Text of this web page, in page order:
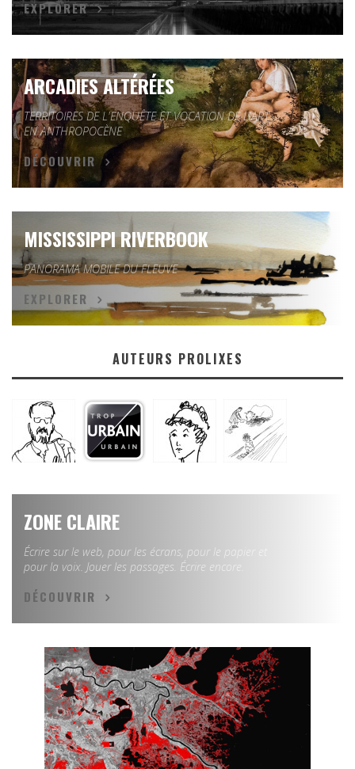
EXPLORER
ARCADIES ALTÉRÉES
TERRITOIRES DE L'ENQUÊTE ET VOCATION DE L'ART
EN ANTHROPOCÈNE
DÉCOUVRIR
MISSISSIPPI RIVERBOOK
PANORAMA MOBILE DU FLEUVE
EXPLORER
AUTEURS PROLIXES
ZONE CLAIRE
Écrire sur le web, pour les écrans, pour le papier et
pour la voix. Jouer les passages. Écrire encore.
DÉCOUVRIR